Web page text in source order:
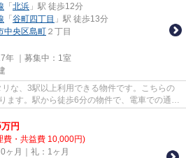
「 北浜 」駅 徒歩12分
「 谷町四丁目 」駅 徒歩13分
中央区島町 ２丁目
年 ｜募集中： 1室
な、3駅以上利用できる物件です。こちらの
ます。駅から徒歩6分の物件で、電車での通勤
万円
費・共益費 10,000円)
ヶ月｜礼：1ヶ月